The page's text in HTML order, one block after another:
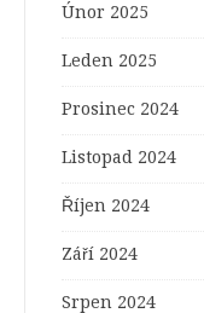
Únor 2025
Leden 2025
Prosinec 2024
Listopad 2024
Říjen 2024
Září 2024
Srpen 2024